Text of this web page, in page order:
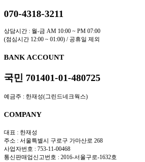
070-4318-3211
상담시간 : 월-금 AM 10:00 ~ PM 07:00
(점심시간 12:00 ~ 01:00) / 공휴일 제외
BANK ACCOUNT
국민 701401-01-480725
예금주 : 한재성(그린드네크웍스)
COMPANY
대표 : 한재성
주소 : 서울특별시 구로구 가마산로 268
사업자번호 : 753-11-00468
통신판매업신고번호 : 2016-서울구로-1632호